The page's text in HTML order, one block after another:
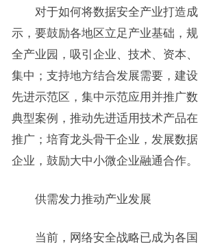
对于如何将数据安全产业打造成
示，要鼓励各地区立足产业基础，
全产业园，吸引企业、技术、资本
集中；支持地方结合发展需要，建
先进示范区，集中示范应用并推广
典型案例，推动先进适用技术产品
推广；培育龙头骨干企业，发展数
企业，鼓励大中小微企业融通合作。
供需发力推动产业发展
当前，网络安全战略已成为各国